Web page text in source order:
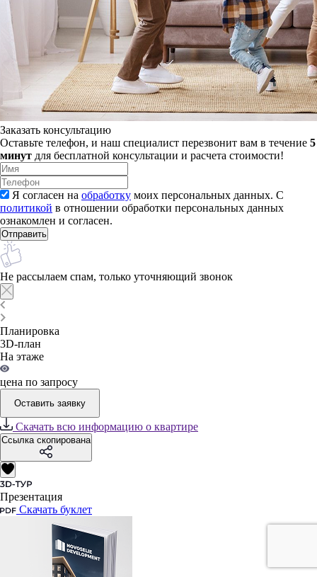
Заказать консультацию
Оставьте телефон, и наш специалист перезвонит вам в течение 5
минут для бесплатной консультации и расчета стоимости!
Я согласен на обработку моих персональных данных. С
политикой в отношении обработки персональных данных
ознакомлен и согласен.
Не рассылаем спам, только уточняющий звонок
Планировка
3D-план
На этаже
цена по запросу
Оставить заявку
Скачать всю информацию о квартире
Ссылка скопирована
Презентация
Скачать буклет